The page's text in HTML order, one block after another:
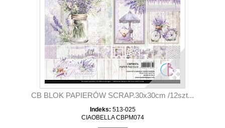
CB BLOK PAPIERÓW SCRAP.30x30cm /12szt...
Indeks: 513-025
CIAOBELLA CBPM074